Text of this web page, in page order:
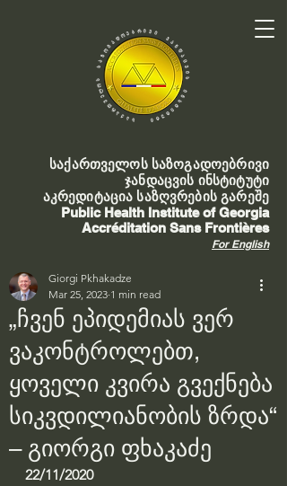
საქართველოს საზოგადოებრივი
ჯანდაცვის ინსტიტუტი
აკრედიტაცია საზღვრების გარეშე
Public Health Institute of Georgia
Accréditation Sans Frontières
For English
„ჩვენ ეპიდემიას ვერ
ვაკონტროლებთ,
ყოველი კვირა გვექნება
სიკვდილიანობის ზრდა“
– გიორგი ფხაკაძე
Giorgi Pkhakadze
Mar 25, 2023 1 min read
22/11/2020